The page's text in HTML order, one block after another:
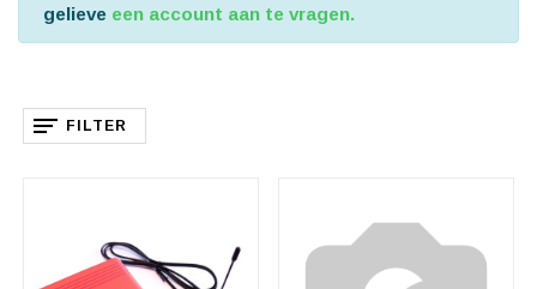
gelieve een account aan te vragen.
FILTER